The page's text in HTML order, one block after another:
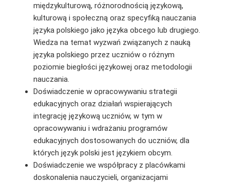
międzykulturową, różnorodnością językową,
kulturową i społeczną oraz specyfiką nauczania
języka polskiego jako języka obcego lub drugiego.
Wiedza na temat wyzwań związanych z nauką
języka polskiego przez uczniów o różnym
poziomie biegłości językowej oraz metodologii
nauczania.
Doświadczenie w opracowywaniu strategii
edukacyjnych oraz działań wspierających
integrację językową uczniów, w tym w
opracowywaniu i wdrażaniu programów
edukacyjnych dostosowanych do uczniów, dla
których język polski jest językiem obcym.
Doświadczenie we współpracy z placówkami
doskonalenia nauczycieli, organizacjami